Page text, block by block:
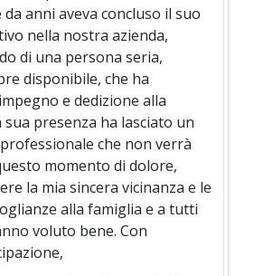
da anni aveva concluso il suo
nella nostra azienda,
di una persona seria,
disponibile, che ha
e dedizione alla
presenza ha lasciato un
che non verrà
momento di dolore,
la mia sincera vicinanza e le
alla famiglia e a tutti
voluto bene. Con